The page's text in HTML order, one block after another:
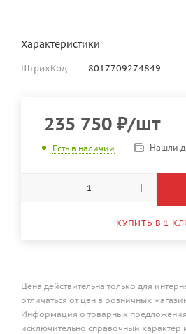
Характеристики
ШтрихКод — 8017709274849
235 750 ₽/шт
Есть в наличии Нашли
КУПИТЬ В 1
Цена действительна только для
отличаться от цен в розничных
Информация о товарных
исключительно справочный характер